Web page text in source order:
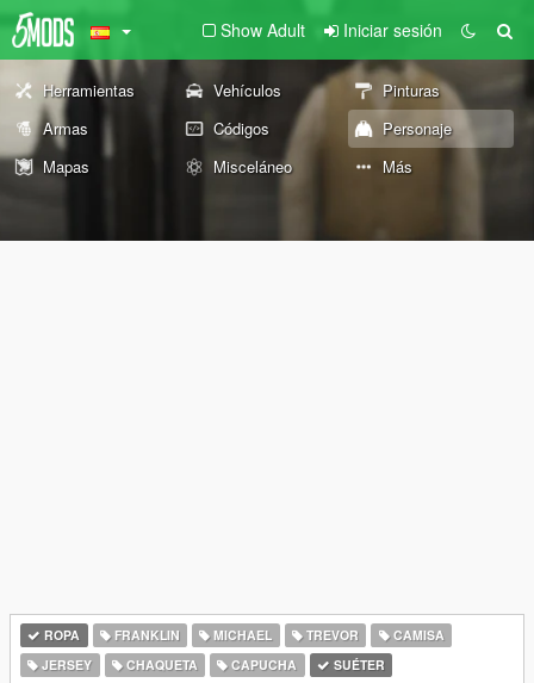
Show Adult Iniciar sesión
Herramientas Vehículos
Pinturas
Armas
Códigos
Personaje
Mapas
Misceláneo Más
ROPA FRANKLIN MICHAEL TREVOR
CAMISA
JERSEY
CHAQUETA CAPUCHA SUÉTER